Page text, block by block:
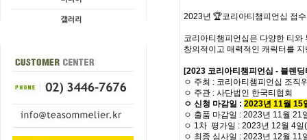
2023년 🏆코리아티챔피언십 접
코리아티챔피언십은 다양한 티와
창의적이고 매력적인 캐릭터를 지
[2023 코리아티챔피언십 - 블렌
ㅇ 주최 : 코리아티챔피언십 조직
ㅇ 주관 : 사단법인 한국티협회
ㅇ 신청 마감일 : 2023년 11월 15
ㅇ 출품 마감일 : 2023년 11월 21
ㅇ 1차 평가일 : 2023년 12월 4일
ㅇ 최종 심사일 : 2023년 12월 11